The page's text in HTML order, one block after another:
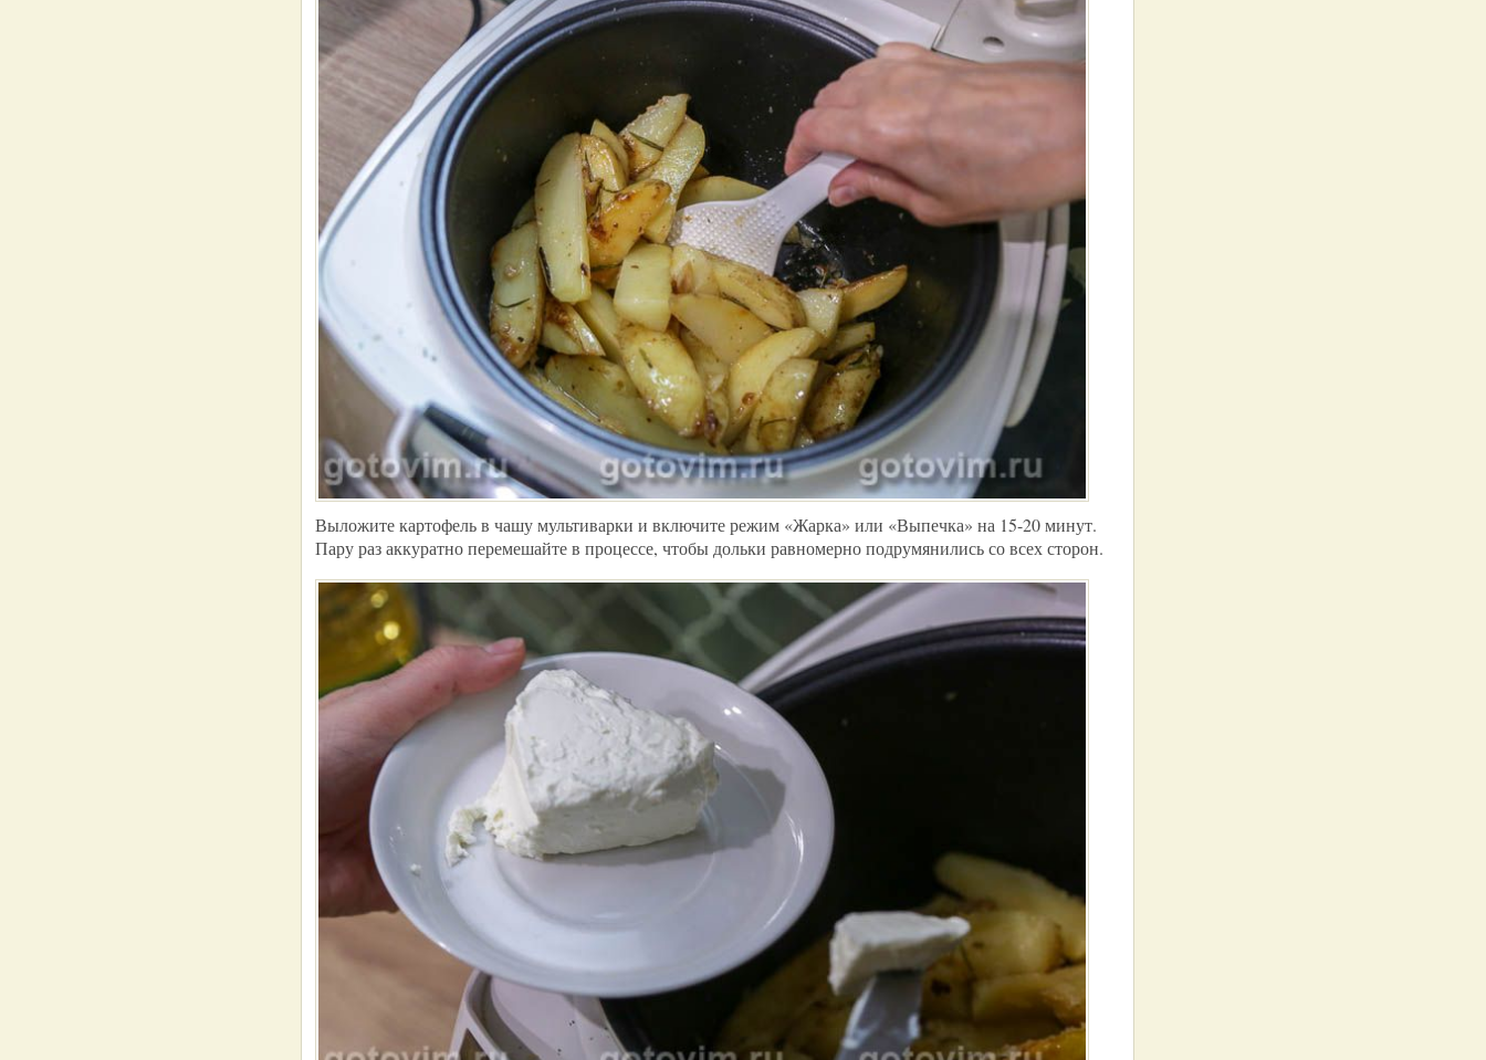
Выложите картофель в чашу мультиварки и включите режим «Жарка» или «Выпечка» на 15-20 минут.
Пару раз аккуратно перемешайте в процессе, чтобы дольки равномерно подрумянились со всех сторон.